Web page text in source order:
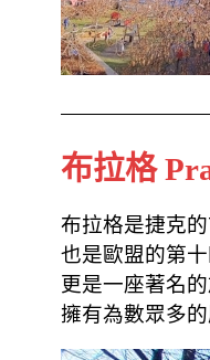
布拉格
布拉格是捷克
也是歐盟的第
更是一座著名
擁有為數眾多